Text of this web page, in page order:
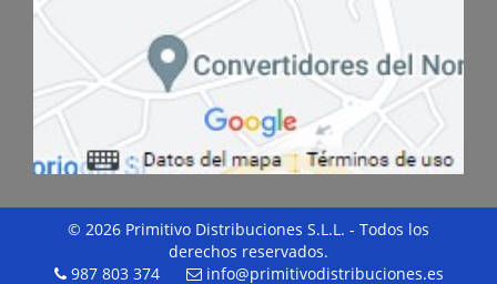
© 2026 Primitivo Distribuciones S.L.L. - Todos los
derechos reservados.
987 803 374
info@primitivodistribuciones.es